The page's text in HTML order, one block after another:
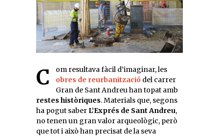
Com resultava fàcil d’imaginar, les
obres de reurbanització del carrer
Gran de Sant Andreu han topat amb
restes històriques. Materials que, segons
ha pogut saber L’Exprés de Sant Andreu,
no tenen un gran valor arqueològic, però
que tot i això han precisat de la seva